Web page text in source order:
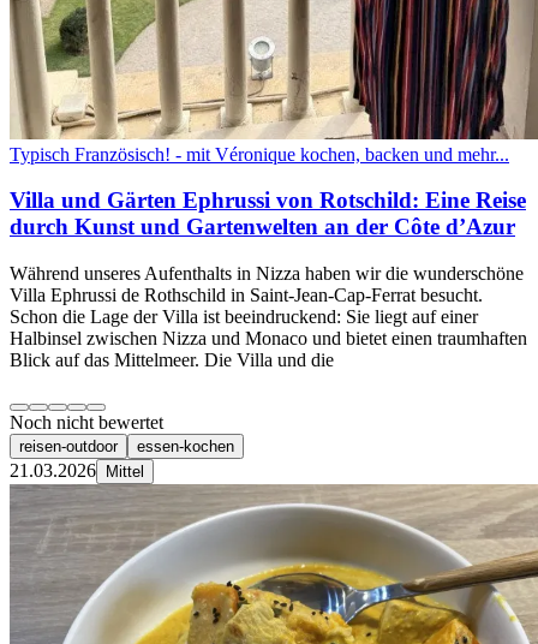
Typisch Französisch! - mit Véronique kochen, backen und mehr...
Villa und Gärten Ephrussi von Rotschild: Eine Reise
durch Kunst und Gartenwelten an der Côte d’Azur
Während unseres Aufenthalts in Nizza haben wir die wunderschöne
Villa Ephrussi de Rothschild in Saint-Jean-Cap-Ferrat besucht.
Schon die Lage der Villa ist beeindruckend: Sie liegt auf einer
Halbinsel zwischen Nizza und Monaco und bietet einen traumhaften
Blick auf das Mittelmeer. Die Villa und die
Noch nicht bewertet
reisen-outdoor essen-kochen
21.03.2026 Mittel